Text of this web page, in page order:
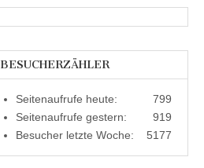
BESUCHERZÄHLER
799
Seitenaufrufe heute:
919
Seitenaufrufe gestern:
5177
Besucher letzte Woche: